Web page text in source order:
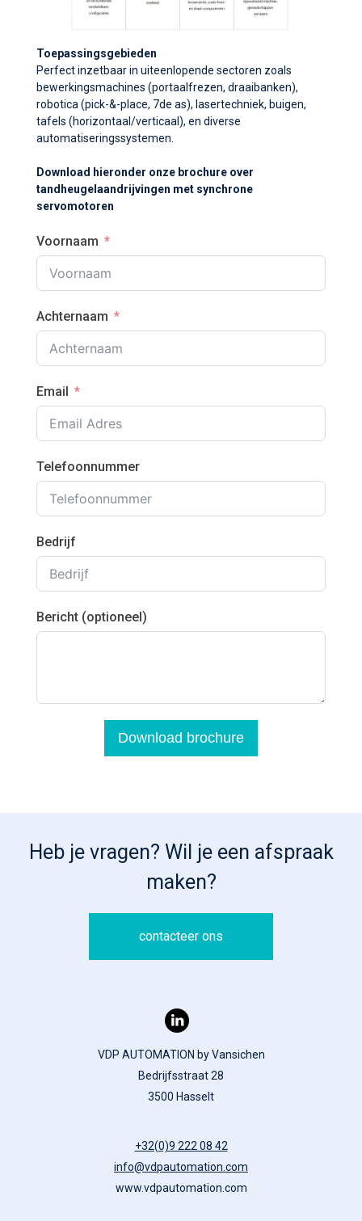
Toepassingsgebieden
Perfect inzetbaar in uiteenlopende sectoren zoals
bewerkingsmachines (portaalfrezen, draaibanken),
robotica (pick-&-place, 7de as), lasertechniek, buigen,
tafels (horizontaal/verticaal), en diverse
automatiseringssystemen.
Download hieronder onze brochure over
tandheugelaandrijvingen met synchrone
servomotoren
Voornaam
Achternaam
Email
Telefoonnummer
Bedrijf
Bericht (optioneel)
Download brochure
Heb je vragen? Wil je een afspraak
maken?
contacteer ons
VDP AUTOMATION by Vansichen
Bedrijfsstraat 28
3500 Hasselt
+32(0)9 222 08 42
info@vdpautomation.com
www.vdpautomation.com